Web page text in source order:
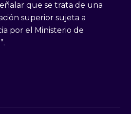
que se trata de una
superior sujeta a
por el Ministerio de